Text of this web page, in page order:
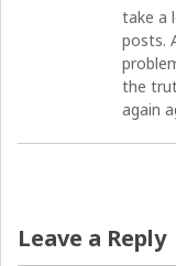
take a
posts.
the
again
Leave a Reply